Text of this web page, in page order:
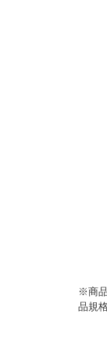
※商
品規